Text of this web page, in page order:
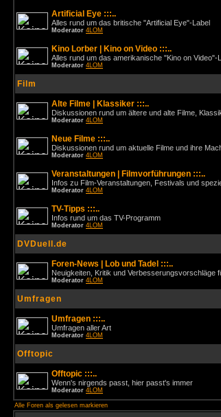
Artificial Eye :::..
Alles rund um das britische "Artificial Eye"-Label
Moderator 4LOM
Kino Lorber | Kino on Video :::..
Alles rund um das amerikanische "Kino on Video"-
Moderator 4LOM
Film
Alte Filme | Klassiker :::..
Diskussionen rund um ältere und alte Filme,
Moderator 4LOM
Neue Filme :::..
Diskussionen rund um aktuelle Filme und ihre
Moderator 4LOM
Veranstaltungen | Filmvorführungen :::..
Infos zu Film-Veranstaltungen, Festivals und
Moderator 4LOM
TV-Tipps :::..
Infos rund um das TV-Programm
Moderator 4LOM
DVDuell.de
Foren-News | Lob und Tadel :::..
Neuigkeiten, Kritik und Verbesserungsvorschläge
Moderator 4LOM
Umfragen
Umfragen :::..
Umfragen aller Art
Moderator 4LOM
Offtopic
Offtopic :::..
Wenn's nirgends passt, hier passt's immer
Moderator 4LOM
Alle Foren als gelesen markieren